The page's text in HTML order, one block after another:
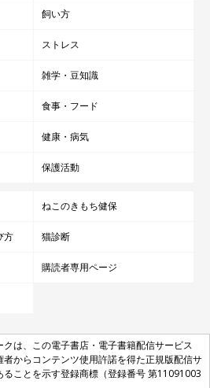
飼い方
ストレス
雑学・豆知識
食事・フード
健康・病気
保護活動
ねこのきもち健保
方 猫診断
購読者専用ページ
クは、この電子書店・電子書籍配信サービス
者からコンテンツ使用許諾を得た正規版配信サ
ることを示す登録商標（登録番号 第11091003